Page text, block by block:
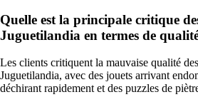
Quelle est la principale critique
Juguetilandia en termes de
Les clients critiquent la mauvaise qualité
Juguetilandia, avec des jouets arrivant
déchirant rapidement et des puzzles de